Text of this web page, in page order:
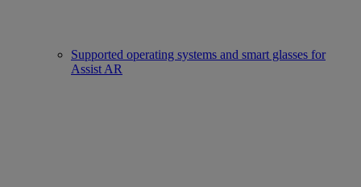
Supported operating systems and smart glasses for
Assist AR